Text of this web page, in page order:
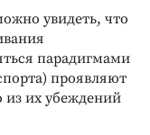
увидеть, что
парадигмами
проявляют
из их убеждений